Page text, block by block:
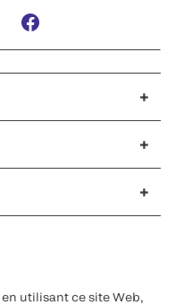
utilisant ce site Web,